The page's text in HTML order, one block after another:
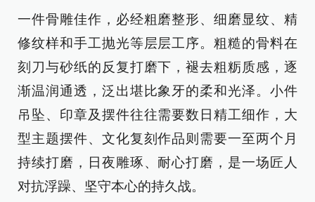
一件骨雕佳作，必经粗磨整形、细磨显纹、精
修纹样和手工抛光等层层工序。粗糙的骨料在
刻刀与砂纸的反复打磨下，褪去粗粝质感，逐
渐温润通透，泛出堪比象牙的柔和光泽。小件
吊坠、印章及摆件往往需要数日精工细作，大
型主题摆件、文化复刻作品则需要一至两个月
持续打磨，日夜雕琢、耐心打磨，是一场匠人
对抗浮躁、坚守本心的持久战。